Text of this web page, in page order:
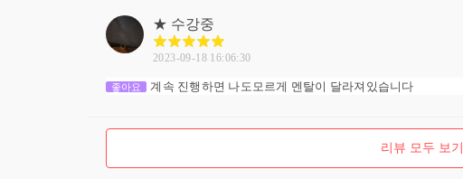
★ 수강중
2023-09-18 16:06:30
좋아요 계속 진행하면 나도모르게 멘탈이 달라져있습니다
리뷰 모두 보기